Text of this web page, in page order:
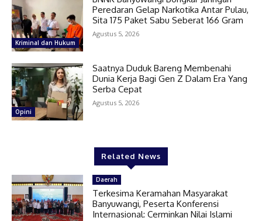
Kriminal dan Hukum
Peredaran Gelap Narkotika Antar Pulau,
Sita 175 Paket Sabu Seberat 166 Gram
Agustus 5, 2026
Opini
Saatnya Duduk Bareng Membenahi
Dunia Kerja Bagi Gen Z Dalam Era Yang
Serba Cepat
Agustus 5, 2026
Related News
Daerah
Terkesima Keramahan Masyarakat
Banyuwangi, Peserta Konferensi
Internasional: Cerminkan Nilai Islami